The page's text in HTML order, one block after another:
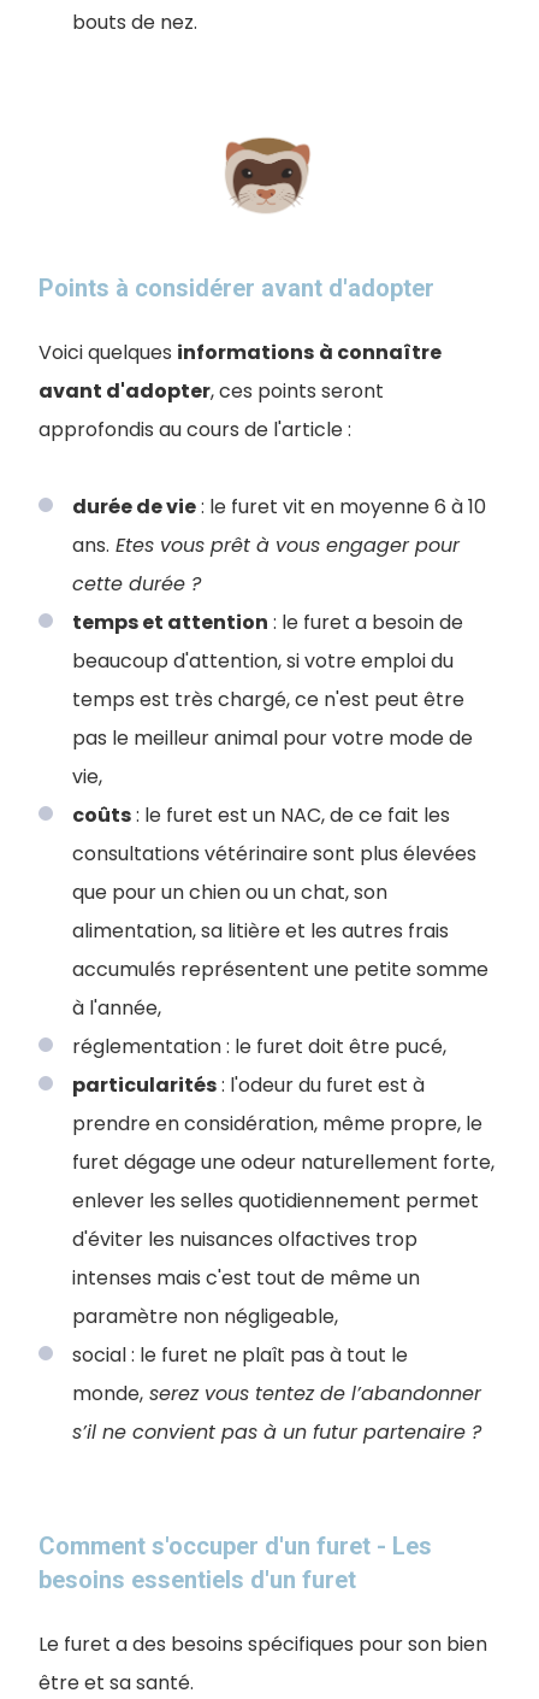
bouts de nez.
Points à considérer avant d'adopter
Voici quelques informations à connaître
avant d'adopter, ces points seront
approfondis au cours de l'article :
durée de vie: le furet vit en moyenne 6 à 10
ans. Etes vous prêt à vous engager pour
cette durée ?
temps et attention : le furet a besoin de
beaucoup d'attention, si votre emploi du
temps est très chargé, ce n'est peut être
pas le meilleur animal pour votre mode de
vie,
coûts: le furet est un NAC, de ce fait les
consultations vétérinaire sont plus élevées
que pour un chien ou un chat, son
alimentation, sa litière et les autres frais
accumulés représentent une petite somme
à l'année,
réglementation : le furet doit être pucé,
particularités: l'odeur du furet est à
prendre en considération, même propre, le
furet dégage une odeur naturellement forte,
enlever les selles quotidiennement permet
d'éviter les nuisances olfactives trop
intenses mais c'est tout de même un
paramètre non négligeable,
social : le furet ne plaît pas à tout le
monde, serez vous tentez de l’abandonner
s’il ne convient pas à un futur partenaire ?
Comment s'occuper d'un furet - Les
besoins essentiels d'un furet
Le furet a des besoins spécifiques pour son bien
être et sa santé.